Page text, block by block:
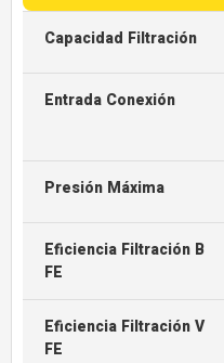
Capacidad Filtración
Entrada Conexión
Presión Máxima
Eficiencia Filtración B
FE
Eficiencia Filtración V
FE